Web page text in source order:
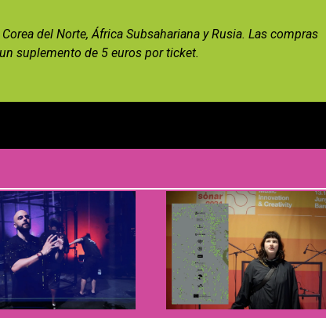
del Norte, África Subsahariana y Rusia. Las compras
suplemento de 5 euros por ticket.